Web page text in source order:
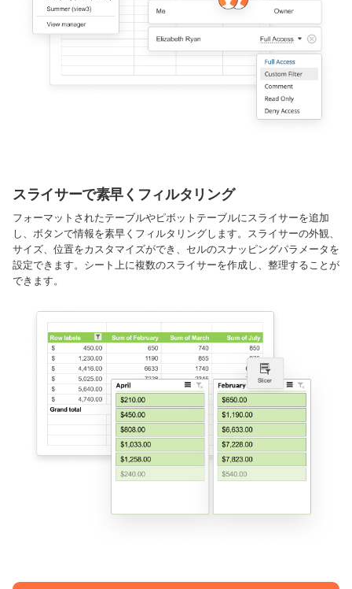
スライサーで素早くフィルタリング
フォーマットされたテーブルやピボットテーブルにスライサーを追加
し、ボタンで情報を素早くフィルタリングします。スライサーの外観、
サイズ、位置をカスタマイズができ、セルのスナッピングパラメータを
設定できます。シート上に複数のスライサーを作成し、整理することが
できます。